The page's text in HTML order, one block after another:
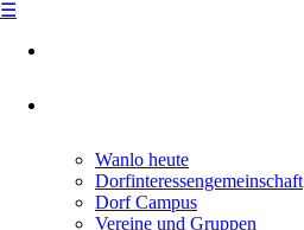
☰
Skip
Wanlo heute
Dorfinteressengemeinschaft
Dorf Campus
Vereine und Gruppen